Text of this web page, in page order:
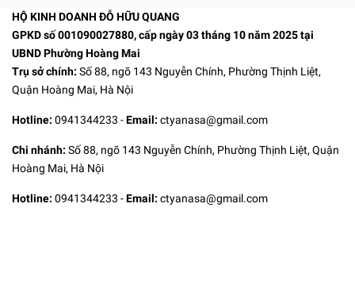
HỘ KINH DOANH ĐỖ HỮU QUANG
GPKD số 001090027880, cấp ngày 03 tháng 10 năm 2025 tại
UBND Phường Hoàng Mai
Trụ sở chính: Số 88, ngõ 143 Nguyễn Chính, Phường Thịnh Liệt,
Quận Hoàng Mai, Hà Nội
Hotline: 0941344233 -Email: ctyanasa@gmail.com
Chi nhánh: Số 88, ngõ 143 Nguyễn Chính, Phường Thịnh Liệt, Quận
Hoàng Mai, Hà Nội
Hotline: 0941344233 -Email: ctyanasa@gmail.com